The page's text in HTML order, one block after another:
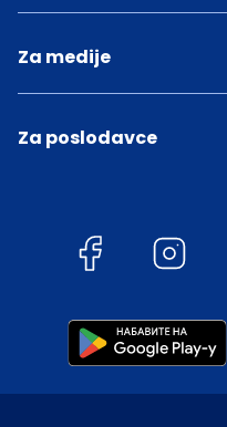
Za medije
Za poslodavce